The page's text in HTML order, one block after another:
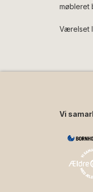
møbleret
Værelset
Vi